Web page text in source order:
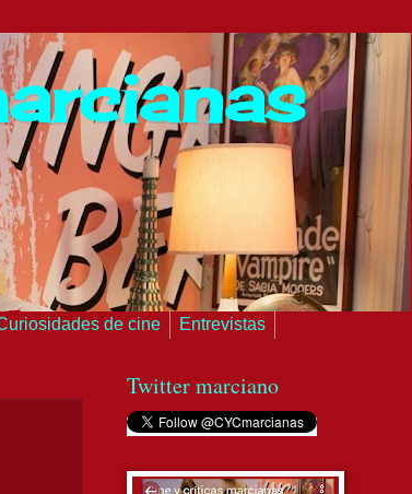
de cine Entrevistas
Twitter marciano